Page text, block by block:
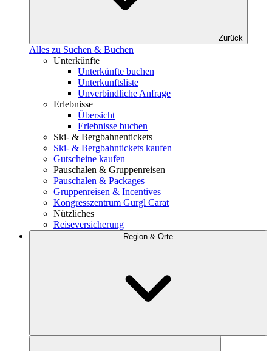
Zurück
Alles zu Suchen & Buchen
Unterkünfte
Unterkünfte buchen
Unterkunftsliste
Unverbindliche Anfrage
Erlebnisse
Übersicht
Erlebnisse buchen
Ski- & Bergbahnentickets
Ski- & Bergbahntickets kaufen
Gutscheine kaufen
Pauschalen & Gruppenreisen
Pauschalen & Packages
Gruppenreisen & Incentives
Kongresszentrum Gurgl Carat
Nützliches
Reiseversicherung
Region & Orte